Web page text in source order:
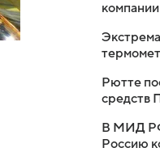
Рютте
средств
В МИД РФ
Россию